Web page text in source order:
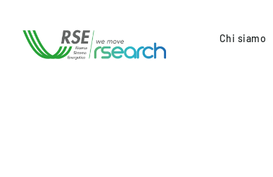
Chi siamo